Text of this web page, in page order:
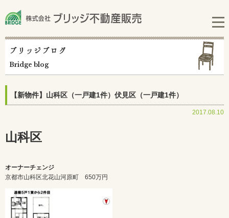
ブリッジブログ
Bridge blog
【新物件】山科区（一戸建1件）伏見区（一戸建1件）
2017.08.10
山科区
オーナーチェンジ
京都市山科区北花山河原町 650万円